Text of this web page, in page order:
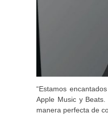
“Estamos
Apple Music y
manera perfecta de